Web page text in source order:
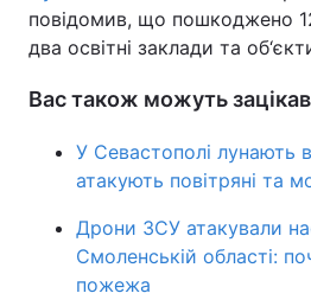
повідомив, що пошкоджено
два освітні заклади та
Вас також можуть
У Севастополі лунають
атакують повітряні та
Дрони ЗСУ атакували
Смоленській області:
пожежа